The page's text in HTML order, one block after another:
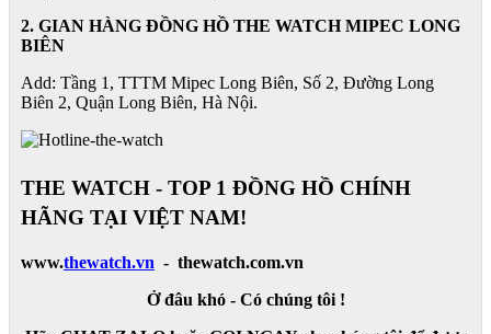
2. GIAN HÀNG ĐỒNG HỒ THE WATCHMIPEC LONG
BIÊN
Add: Tầng 1, TTTM Mipec Long Biên, Số 2, Đường Long
Biên 2, Quận Long Biên, Hà Nội.
THE WATCH - TOP 1 ĐỒNG HỒ CHÍNH
HÃNG TẠI VIỆT NAM!
www.thewatch.vn - thewatch.com.vn
Ở đâu khó - Có chúng tôi !